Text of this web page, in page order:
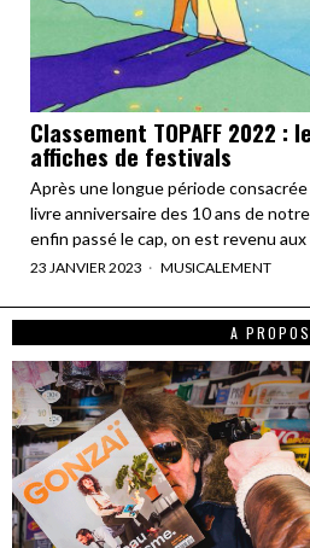
Classement TOPAFF 2022 :
affiches de festivals
Après une longue période
livre anniversaire des 10 ans de
enfin passé le cap, on est revenu
23 JANVIER 2023 MUSICALEMENT
A PROPOS